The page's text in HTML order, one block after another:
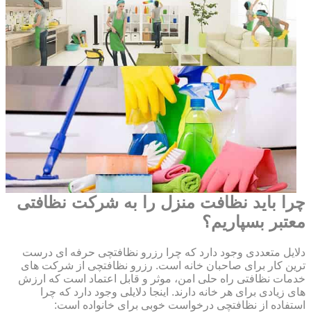
چرا باید نظافت منزل را به شرکت نظافتی
معتبر بسپاریم؟
دلایل متعددی وجود دارد که چرا رزرو نظافتچی حرفه ای درست
ترین کار برای صاحبان خانه است. رزرو نظافتچی از شرکت های
خدمات نظافتی راه حلی امن، موثر و قابل اعتماد است که ارزش
های زیادی برای هر خانه دارند. اینجا دلایلی وجود دارد که چرا
استفاده از نظافتچی درخواست خوبی برای خانواده است: